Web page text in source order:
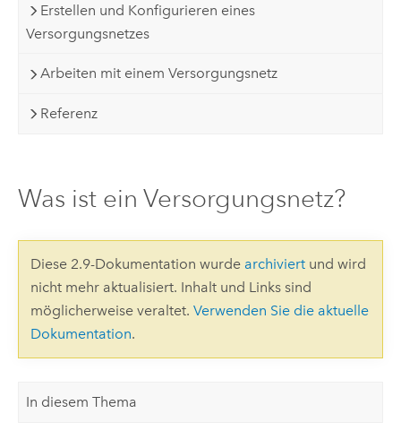
Erstellen und Konfigurieren eines
Versorgungsnetzes
Arbeiten mit einem Versorgungsnetz
Referenz
Was ist ein Versorgungsnetz?
Diese 2.9-Dokumentation wurde archiviertund wird
nicht mehr aktualisiert. Inhalt und Links sind
möglicherweise veraltet. Verwenden Sie die aktuelle
Dokumentation.
In diesem Thema